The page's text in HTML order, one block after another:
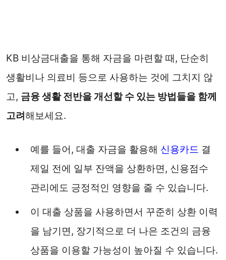
KB 비상금대출을 통해 자금을 마련할 때, 단순히
생활비나 의료비 등으로 사용하는 것에 그치지 않
고, 금융 생활 전반을 개선할 수 있는 방법들을 함께
고려해보세요.
예를 들어, 대출 자금을 활용해 신용카드 결
제일 전에 일부 잔액을 상환하면, 신용점수
관리에도 긍정적인 영향을 줄 수 있습니다.
이 대출 상품을 사용하면서 꾸준히 상환 이력
을 남기면, 장기적으로 더 나은 조건의 금융
상품을 이용할 가능성이 높아질 수 있습니다.